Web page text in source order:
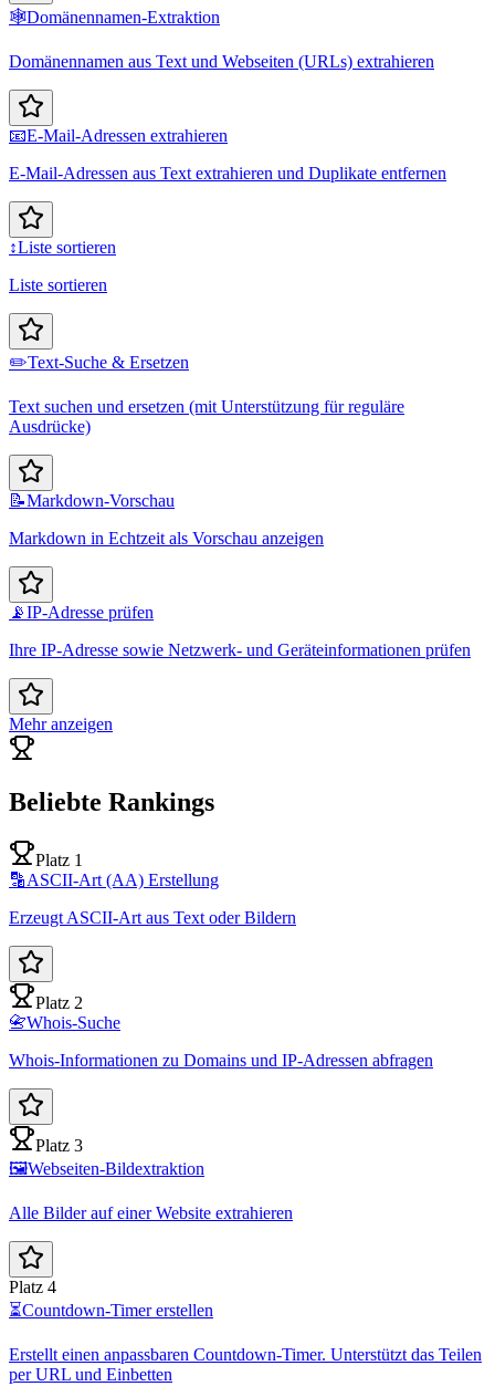
🕸️Domänennamen-Extraktion
Domänennamen aus Text und Webseiten (URLs) extrahieren
📧E-Mail-Adressen extrahieren
E-Mail-Adressen aus Text extrahieren und Duplikate entfernen
↕️Liste sortieren
Liste sortieren
✏️Text-Suche & Ersetzen
Text suchen und ersetzen (mit Unterstützung für reguläre
Ausdrücke)
📝Markdown-Vorschau
Markdown in Echtzeit als Vorschau anzeigen
📡IP-Adresse prüfen
Ihre IP-Adresse sowie Netzwerk- und Geräteinformationen prüfen
Mehr anzeigen
Beliebte Rankings
Platz 1
🔡ASCII-Art (AA) Erstellung
Erzeugt ASCII-Art aus Text oder Bildern
Platz 2
📇Whois-Suche
Whois-Informationen zu Domains und IP-Adressen abfragen
Platz 3
🖼️Webseiten-Bildextraktion
Alle Bilder auf einer Website extrahieren
Platz 4
⏳Countdown-Timer erstellen
Erstellt einen anpassbaren Countdown-Timer. Unterstützt das Teilen
per URL und Einbetten